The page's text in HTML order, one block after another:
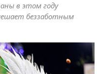
в этом году
беззаботным